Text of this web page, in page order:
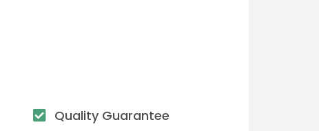
Quality Guarantee